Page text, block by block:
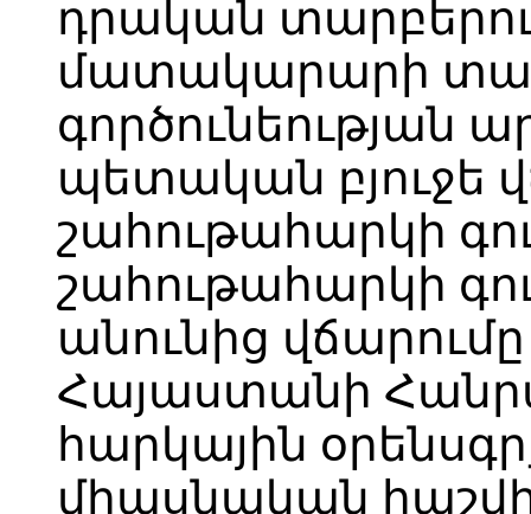
դրական
մատակարարի
գործունեության
պետական բյուջե
շահութահարկի
շահութահարկի
անունից
Հայաստանի
հարկային
միասնական